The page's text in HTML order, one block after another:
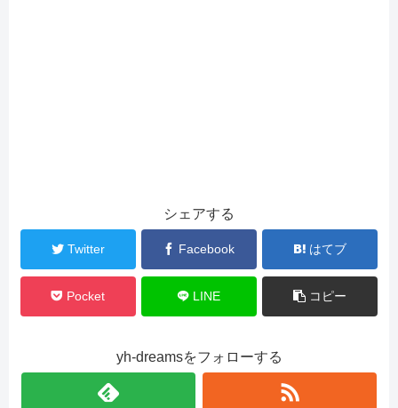
シェアする
Twitter Facebook はてブ
Pocket LINE コピー
yh-dreamsをフォローする